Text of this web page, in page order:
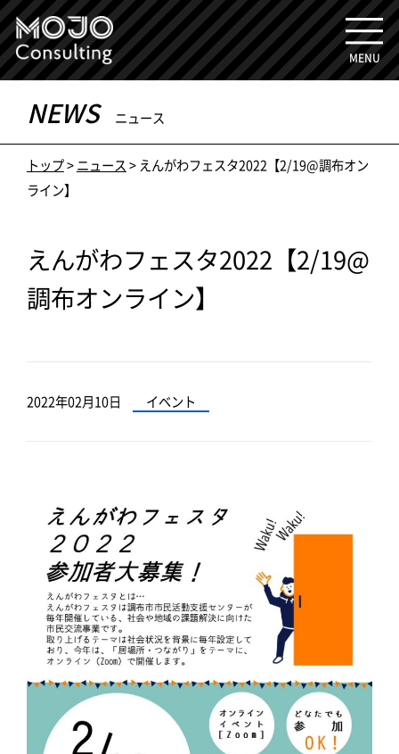
MENU
NEWS ニュース
トップ>ニュース > えんがわフェスタ2022【2/19@調布オン
ライン】
えんがわフェスタ2022【2/19@
調布オンライン】
2022年02月10日 イベント